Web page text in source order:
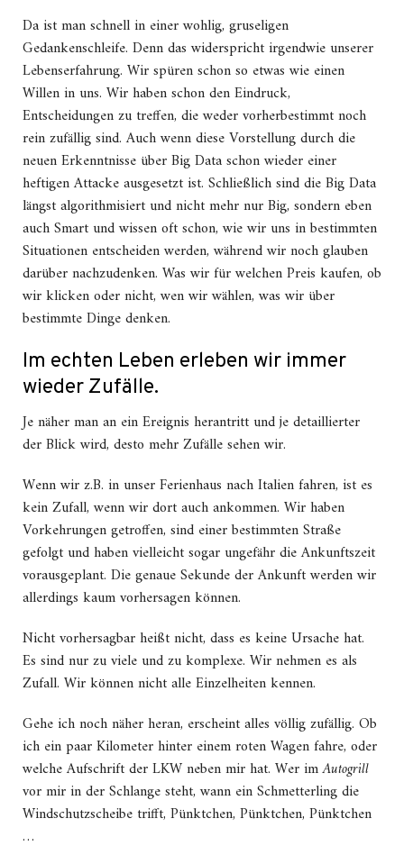
Da ist man schnell in einer wohlig, gruseligen
Gedankenschleife. Denn das widerspricht irgendwie unserer
Lebenserfahrung. Wir spüren schon so etwas wie einen
Willen in uns. Wir haben schon den Eindruck,
Entscheidungen zu treffen, die weder vorherbestimmt noch
rein zufällig sind. Auch wenn diese Vorstellung durch die
neuen Erkenntnisse über Big Data schon wieder einer
heftigen Attacke ausgesetzt ist. Schließlich sind die Big Data
längst algorithmisiert und nicht mehr nur Big, sondern eben
auch Smart und wissen oft schon, wie wir uns in bestimmten
Situationen entscheiden werden, während wir noch glauben
darüber nachzudenken. Was wir für welchen Preis kaufen, ob
wir klicken oder nicht, wen wir wählen, was wir über
bestimmte Dinge denken.
Im echten Leben erleben wir immer
wieder Zufälle.
Je näher man an ein Ereignis herantritt und je detaillierter
der Blick wird, desto mehr Zufälle sehen wir.
Wenn wir z.B. in unser Ferienhaus nach Italien fahren, ist es
kein Zufall, wenn wir dort auch ankommen. Wir haben
Vorkehrungen getroffen, sind einer bestimmten Straße
gefolgt und haben vielleicht sogar ungefähr die Ankunftszeit
vorausgeplant. Die genaue Sekunde der Ankunft werden wir
allerdings kaum vorhersagen können.
Nicht vorhersagbar heißt nicht, dass es keine Ursache hat.
Es sind nur zu viele und zu komplexe. Wir nehmen es als
Zufall. Wir können nicht alle Einzelheiten kennen.
Gehe ich noch näher heran, erscheint alles völlig zufällig. Ob
ich ein paar Kilometer hinter einem roten Wagen fahre, oder
welche Aufschrift der LKW neben mir hat. Wer imAutogrill
vor mir in der Schlange steht, wann ein Schmetterling die
Windschutzscheibe trifft, Pünktchen, Pünktchen, Pünktchen
…